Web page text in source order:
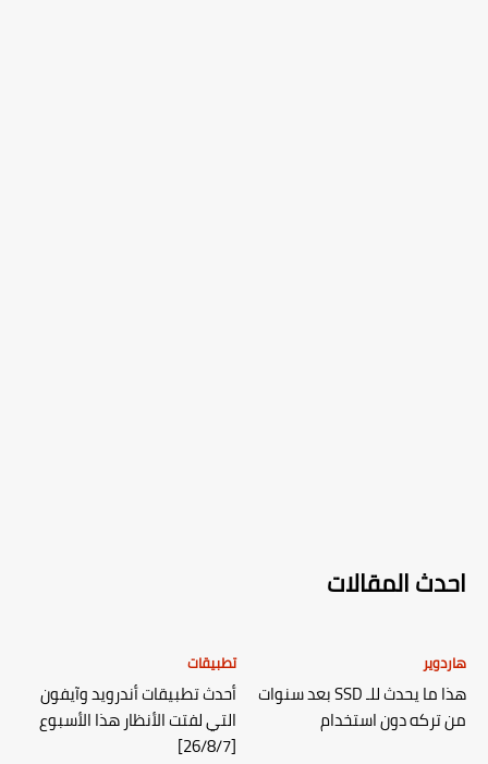
احدث المقالات
هاردوير
هذا ما يحدث للـ SSD بعد سنوات
من تركه دون استخدام
تطبيقات
أحدث تطبيقات أندرويد وآيفون
التي لفتت الأنظار هذا الأسبوع
[26/8/7]